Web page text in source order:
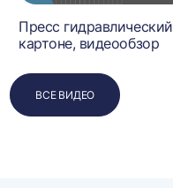
Пресс
картоне, видеообзор
ВСЕ ВИДЕО